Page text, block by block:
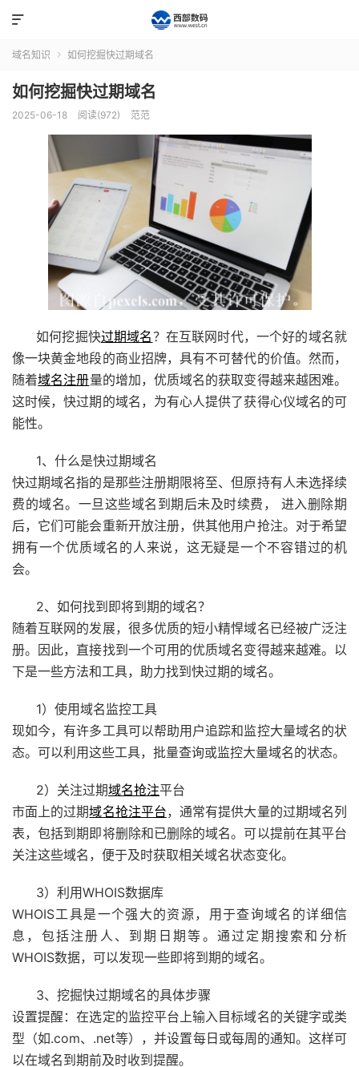

域名知识  如何挖掘快过期域名
如何挖掘快过期域名
2025-06-18 阅读(972) 范范
如何挖掘快过期域名？在互联网时代，一个好的域名就
像一块黄金地段的商业招牌，具有不可替代的价值。然而，
随着域名注册量的增加，优质域名的获取变得越来越困难。
这时候，快过期的域名，为有心人提供了获得心仪域名的可
能性。
1、什么是快过期域名
快过期域名指的是那些注册期限将至、但原持有人未选择续
费的域名。一旦这些域名到期后未及时续费， 进入删除期
后，它们可能会重新开放注册，供其他用户抢注。对于希望
拥有一个优质域名的人来说，这无疑是一个不容错过的机
会。
2、如何找到即将到期的域名？
随着互联网的发展，很多优质的短小精悍域名已经被广泛注
册。因此，直接找到一个可用的优质域名变得越来越难。以
下是一些方法和工具，助力找到快过期的域名。
1）使用域名监控工具
现如今，有许多工具可以帮助用户追踪和监控大量域名的状
态。可以利用这些工具，批量查询或监控大量域名的状态。
2）关注过期域名抢注平台
市面上的过期域名抢注平台，通常有提供大量的过期域名列
表，包括到期即将删除和已删除的域名。可以提前在其平台
关注这些域名，便于及时获取相关域名状态变化。
3）利用WHOIS数据库
WHOIS工具是一个强大的资源，用于查询域名的详细信
息，包括注册人、到期日期等。通过定期搜索和分析
WHOIS数据，可以发现一些即将到期的域名。
3、挖掘快过期域名的具体步骤
设置提醒：在选定的监控平台上输入目标域名的关键字或类
型（如.com、.net等），并设置每日或每周的通知。这样可
以在域名到期前及时收到提醒。